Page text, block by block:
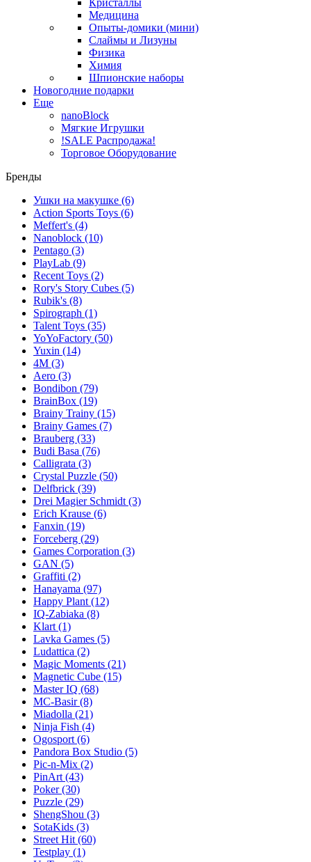
Кристаллы
Медицина
Опыты-домики (мини)
Слаймы и Лизуны
Физика
Химия
Шпионские наборы
Новогодние подарки
Еще
nanoBlock
Мягкие Игрушки
!SALE Распродажа!
Торговое Оборудование
Бренды
Ушки на макушке (6)
Action Sports Toys (6)
Meffert's (4)
Nanoblock (10)
Pentago (3)
PlayLab (9)
Recent Toys (2)
Rory's Story Cubes (5)
Rubik's (8)
Spirograph (1)
Talent Toys (35)
YoYoFactory (50)
Yuxin (14)
4M (3)
Aero (3)
Bondibon (79)
BrainBox (19)
Brainy Trainy (15)
Brainy Games (7)
Brauberg (33)
Budi Basa (76)
Calligrata (3)
Crystal Puzzle (50)
Delfbrick (39)
Drei Magier Schmidt (3)
Erich Krause (6)
Fanxin (19)
Forceberg (29)
Games Corporation (3)
GAN (5)
Graffiti (2)
Hanayama (97)
Happy Plant (12)
IQ-Zabiaka (8)
Klart (1)
Lavka Games (5)
Ludattica (2)
Magic Moments (21)
Magnetic Cube (15)
Master IQ (68)
MC-Basir(8)
Miadolla (21)
Ninja Fish (4)
Ogosport (6)
Pandora Box Studio (5)
Pic-n-Mix (2)
PinArt (43)
Poker(30)
Puzzle (29)
ShengShou (3)
SotaKids (3)
Street Hit (60)
Testplay (1)